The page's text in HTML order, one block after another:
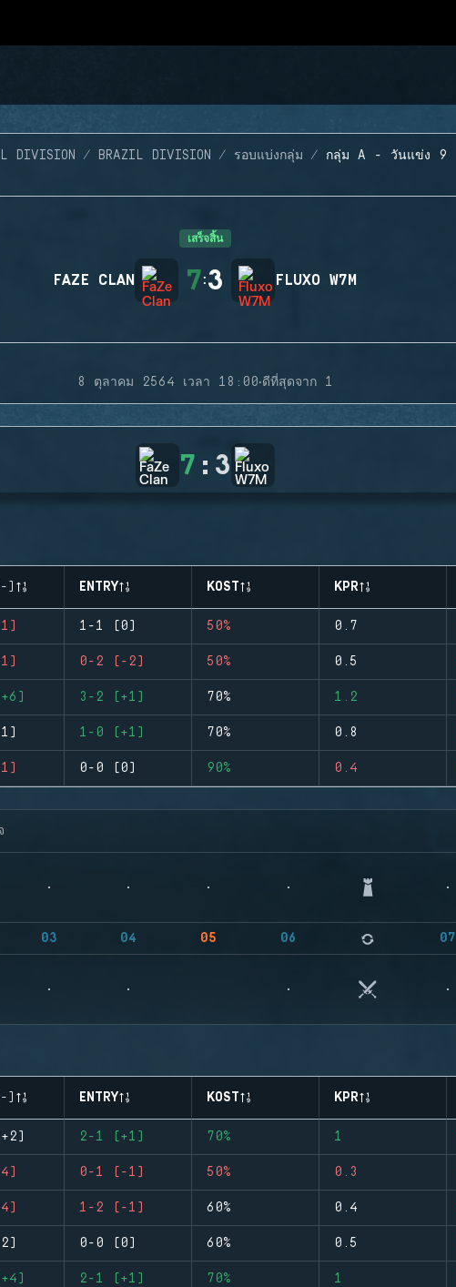
DIVISION BRAZIL DIVISION รอบแบ่งกลุ่ม กลุ่ม A - วันแข่ง 9
เสร็จสิ้น
FAZE CLAN 7:3 FLUXO W7M
8 ตุลาคม 2564 เวลา 18:00·ดีที่สุดจาก 1
7 : 3
) ENTRY KOST KPR
1-1 (0) 50% 0.7
0-2 (-2) 50% 0.5
3-2 (+1) 70% 1.2
1-0 (+1) 70% 0.8
0-0 (0) 90% 0.4
03 04 05 06 07
) ENTRY KOST KPR
2-1 (+1) 70% 1
0-1 (-1) 50% 0.3
1-2 (-1) 60% 0.4
0-0 (0) 60% 0.5
2-1 (+1) 70% 1